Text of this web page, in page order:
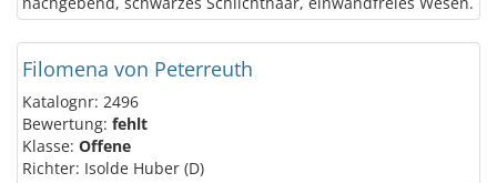
Filomena von Peterreuth
Katalognr: 2496
Bewertung: fehlt
Klasse: Offene
Richter: Isolde Huber (D)